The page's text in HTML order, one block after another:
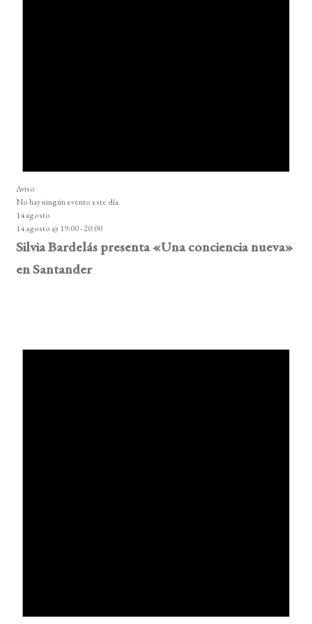
Aviso
No hay ningún evento este día.
14 agosto
14 agosto @ 19:00-20:00
Silvia Bardelás presenta «Una conciencia nueva»
en Santander